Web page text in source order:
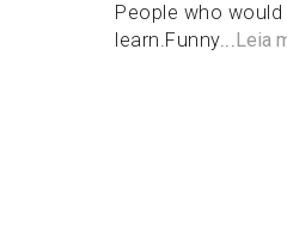
People who
learn.Funny...Leia